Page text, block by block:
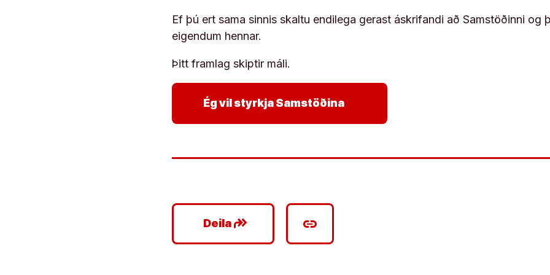
Ef þú ert sama sinnis skaltu endilega gerast áskrifandi að Samstöðinni og
eigendum hennar.
Þitt framlag skiptir máli.
Ég vil styrkja Samstöðina
Deilagoogle_plus_reshare link